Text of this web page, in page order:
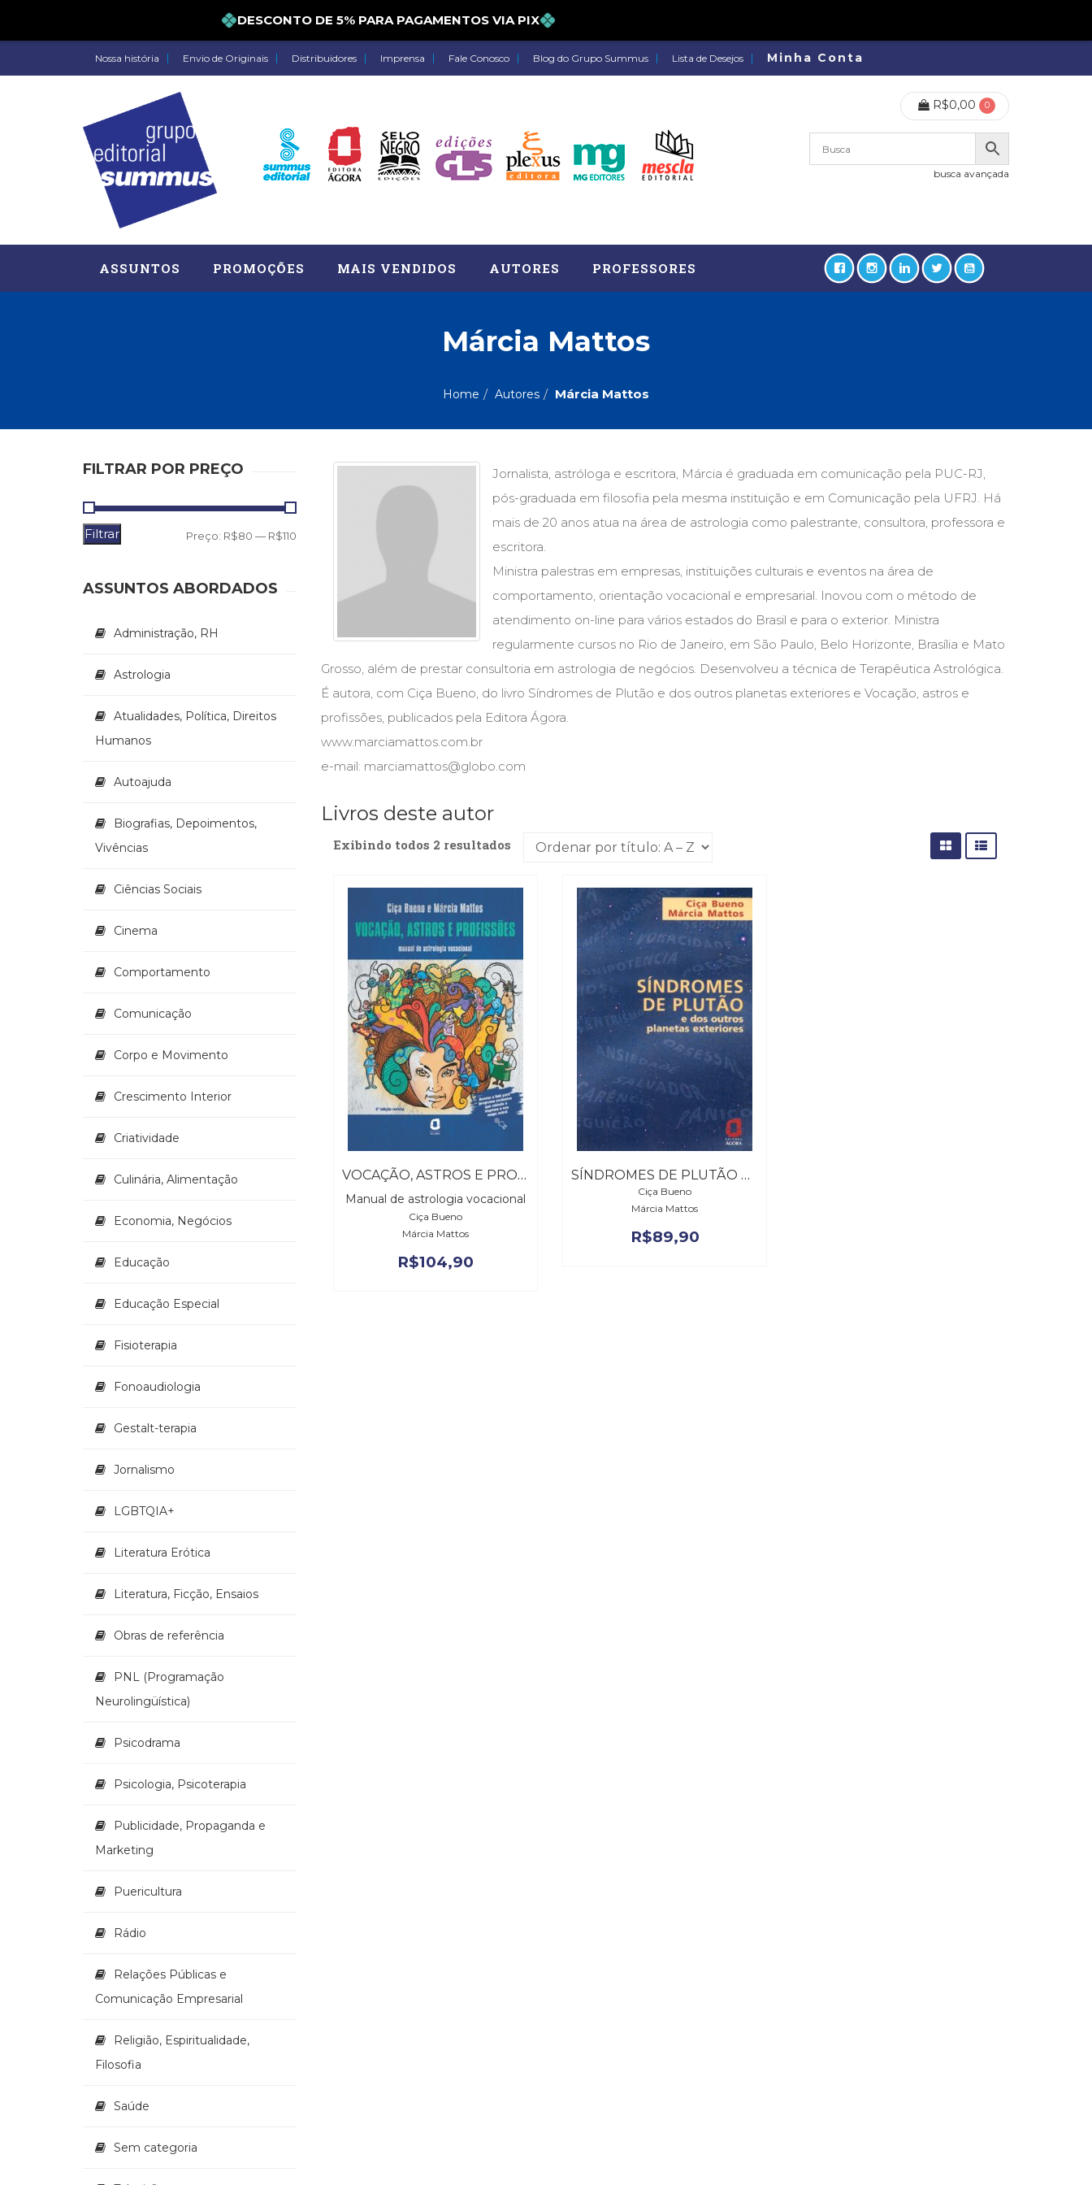
DESCONTO DE 5% PARA PAGAMENTOS VIA PIX
Nossa história Envio de Originais Distribuidores Imprensa Fale Conosco Blog do Grupo Summus Lista de Desejos Minha Conta
R$0,00 0
busca avançada
ASSUNTOS
Comportamento (418)
Culinária, Alimentação (14)
Economia, Negócios (31)
Educação (278)
Gestalt-terapia (93)
Jornalismo (57)
Literatura, Ficção, Ensaios (69)
Obras de referência (48)
PNL (Programação Neurolingüística) (41)
Psicodrama (200)
Psicologia, Psicoterapia (799)
Publicidade, Propaganda e Marketing (33)
Puericultura (23)
Rádio (8)
Relações Públicas e Comunicação Empresarial
Temas africanos (30)
Terapia Ocupacional (21)
Treinamento e RH (65)
Turismo (1)
PROMOÇÕES MAIS VENDIDOS AUTORES PROFESSORES
Márcia Mattos
Home Autores Márcia Mattos
Jornalista, astróloga e escritora, Márcia é graduada em comunicação pela PUC-RJ,
pós-graduada em filosofia pela mesma instituição e em Comunicação pela UFRJ. Há
mais de 20 anos atua na área de astrologia como palestrante, consultora, professora e
escritora.
Ministra palestras em empresas, instituições culturais e eventos na área de
comportamento, orientação vocacional e empresarial. Inovou com o método de
atendimento on-line para vários estados do Brasil e para o exterior. Ministra
regularmente cursos no Rio de Janeiro, em São Paulo, Belo Horizonte, Brasília e Mato
Grosso, além de prestar consultoria em astrologia de negócios. Desenvolveu a técnica de Terapêutica Astrológica.
É autora, com Ciça Bueno, do livro Síndromes de Plutão e dos outros planetas exteriores e Vocação, astros e
profissões, publicados pela Editora Ágora.
www.marciamattos.com.br
e-mail: marciamattos@globo.com
Livros deste autor
Exibindo todos 2 resultados
VOCAÇÃO, ASTROS E PROFISSÕES – 2ª EDIÇÃO REVISTA
Manual de astrologia vocacional
Ciça Bueno
Márcia Mattos
R$104,90
SÍNDROMES DE PLUTÃO E DOS OUTROS PLANETAS EXTERIORES
Ciça Bueno
Márcia Mattos
R$89,90
FILTRAR POR PREÇO
Preço
Preço
Filtrar Preço: R$80 — R$110
ASSUNTOS ABORDADOS
Administração, RH
Astrologia
Atualidades, Política, Direitos
Humanos
Autoajuda
Biografias, Depoimentos,
Vivências
Ciências Sociais
Cinema
Comportamento
Comunicação
Corpo e Movimento
Crescimento Interior
Criatividade
Culinária, Alimentação
Economia, Negócios
Educação
Educação Especial
Fisioterapia
Fonoaudiologia
Gestalt-terapia
Jornalismo
LGBTQIA+
Literatura Erótica
Literatura, Ficção, Ensaios
Obras de referência
PNL (Programação
Neurolingüística)
Psicodrama
Psicologia, Psicoterapia
Publicidade, Propaganda e
Marketing
Puericultura
Rádio
Relações Públicas e
Comunicação Empresarial
Religião, Espiritualidade,
Filosofia
Saúde
Sem categoria